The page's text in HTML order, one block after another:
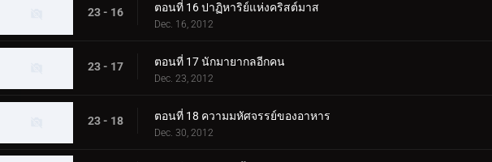
23 - 16 ตอนที่ 16 ปาฏิหาริย์แห่งคริสต์มาส
Dec. 16, 2012
23 - 17 ตอนที่ 17 นักมายากลอีกคน
Dec. 23, 2012
23 - 18 ตอนที่ 18 ความมหัศจรรย์ของอาหาร
Dec. 30, 2012